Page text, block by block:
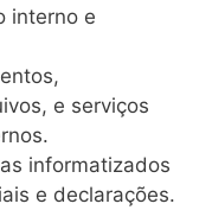
interno e
e serviços
informatizados
e declarações.